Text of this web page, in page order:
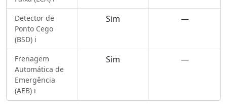
Detector de
Ponto Cego
(BSD) ℹ️
Sim —
Frenagem
Automática de
Emergência
(AEB) ℹ️
Sim —